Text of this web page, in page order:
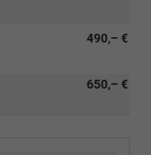
490,– €
650,– €